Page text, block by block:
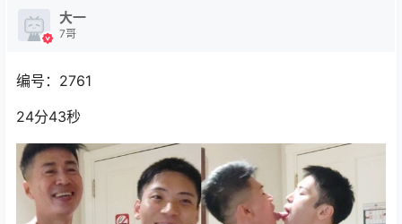
大一
7哥
编号：2761
24分43秒